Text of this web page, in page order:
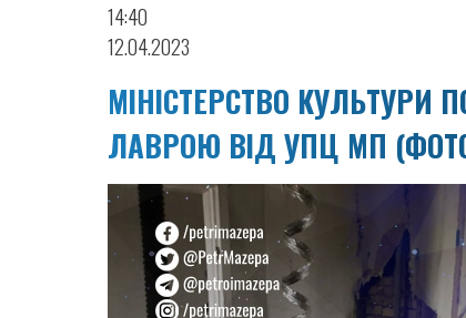
14:40
12.04.2023
МІНІСТЕРСТВО КУЛЬТУРИ
ЛАВРОЮ ВІД УПЦ МП